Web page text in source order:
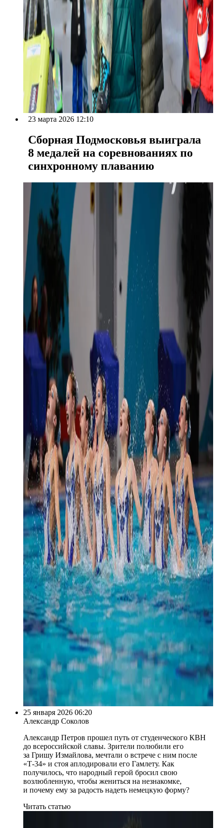
23 марта 2026 12:10
Сборная Подмосковья выиграла
8 медалей на соревнованиях по
синхронному плаванию
25 января 2026 06:20
Александр Соколов
Александр Петров прошел путь от студенческого КВН
до всероссийской славы. Зрители полюбили его
за Гришу Измайлова, мечтали о встрече с ним после
«Т-34» и стоя аплодировали его Гамлету. Как
получилось, что народный герой бросил свою
возлюбленную, чтобы жениться на незнакомке,
и почему ему за радость надеть немецкую форму?
Читать статью